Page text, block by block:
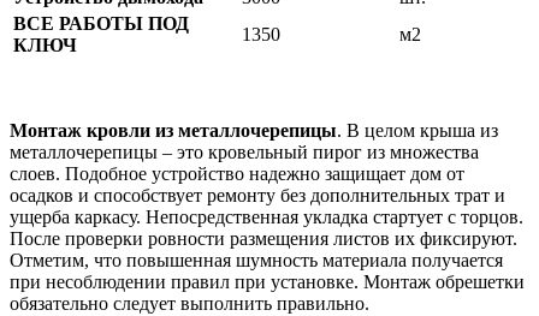
ВСЕ РАБОТЫ ПОД
КЛЮЧ
1350 м2
Монтаж кровли из металлочерепицы. В целом крыша из
металлочерепицы – это кровельный пирог из множества
слоев. Подобное устройство надежно защищает дом от
осадков и способствует ремонту без дополнительных трат и
ущерба каркасу. Непосредственная укладка стартует с торцов.
После проверки ровности размещения листов их фиксируют.
Отметим, что повышенная шумность материала получается
при несоблюдении правил при установке. Монтаж обрешетки
обязательно следует выполнить правильно.